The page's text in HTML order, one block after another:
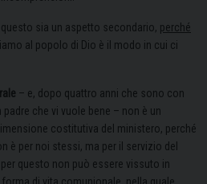
sia un aspetto secondario, perché
al popolo di Dio è il modo in cui ci
– e, dopo quattro anni che sono con
che vi vuole bene – non è un
costitutiva del ministero, perché
è per noi stessi, ma per il servizio del
questo non può essere vissuto in